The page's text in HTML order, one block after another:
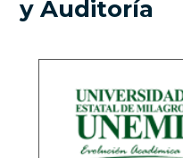
y Auditoría